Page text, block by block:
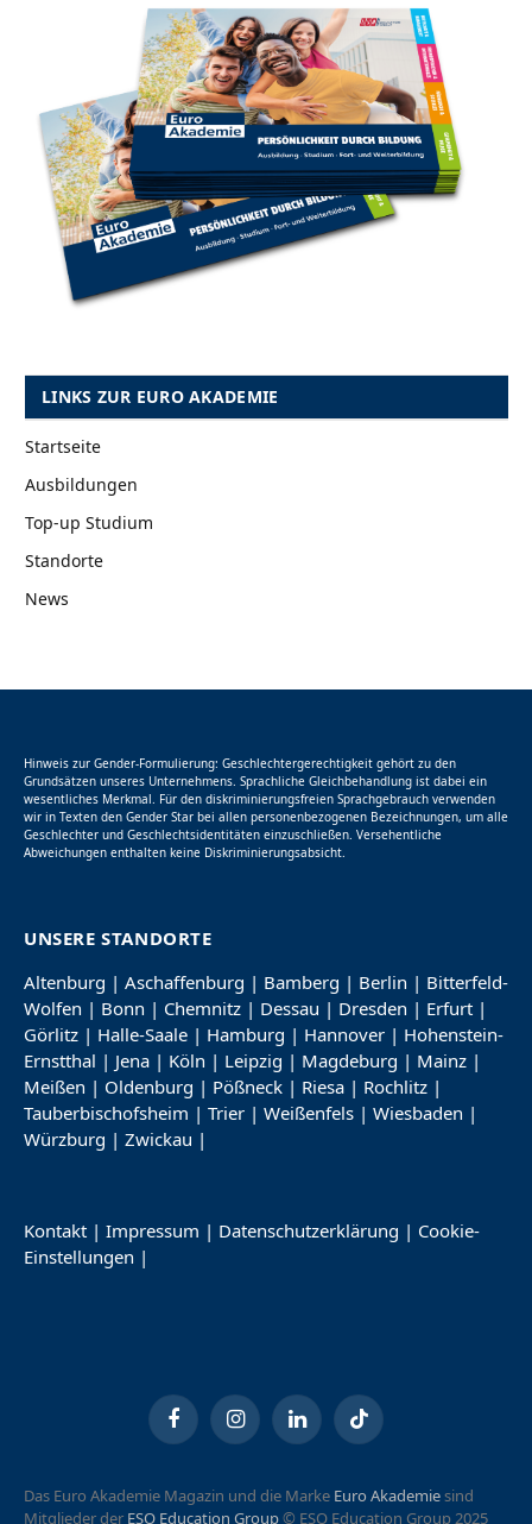
LINKS ZUR EURO AKADEMIE
Startseite
Ausbildungen
Top-up Studium
Standorte
News
Hinweis zur Gender-Formulierung: Geschlechtergerechtigkeit gehört zu den
Grundsätzen unseres Unternehmens. Sprachliche Gleichbehandlung ist dabei ein
wesentliches Merkmal. Für den diskriminierungsfreien Sprachgebrauch verwenden
wir in Texten den Gender Star bei allen personenbezogenen Bezeichnungen, um alle
Geschlechter und Geschlechtsidentitäten einzuschließen. Versehentliche
Abweichungen enthalten keine Diskriminierungsabsicht.
UNSERE STANDORTE
Altenburg | Aschaffenburg | Bamberg | Berlin | Bitterfeld-
Wolfen | Bonn | Chemnitz | Dessau | Dresden | Erfurt |
Görlitz | Halle-Saale | Hamburg | Hannover | Hohenstein-
Ernstthal | Jena | Köln | Leipzig | Magdeburg | Mainz |
Meißen | Oldenburg | Pößneck | Riesa | Rochlitz |
Tauberbischofsheim | Trier | Weißenfels | Wiesbaden |
Würzburg | Zwickau |
Kontakt | Impressum | Datenschutzerklärung | Cookie-
Einstellungen |
FacebookInstagramLinkedInTikTok
Das Euro Akademie Magazin und die Marke Euro Akademiesind
Mitglieder der ESO Education Group© ESO Education Group 2025